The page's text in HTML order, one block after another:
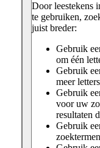
Door leestekens
te gebruiken,
juist breder:
Gebruik
om één
Gebruik
meer
Gebruik
voor uw
resultaten
Gebruik